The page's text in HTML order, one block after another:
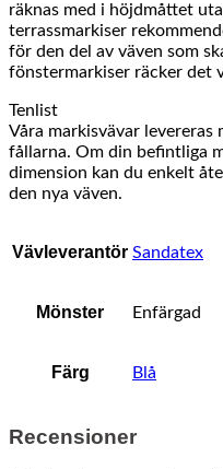
räknas med i höjdmåttet
terrassmarkiser
för den del av väven som
fönstermarkiser räcker det
Tenlist
Våra markisvävar
fållarna. Om din befintliga
dimension kan du enkelt
den nya väven.
Vävleverantör Sandatex
Mönster Enfärgad
Färg Blå
Recensioner